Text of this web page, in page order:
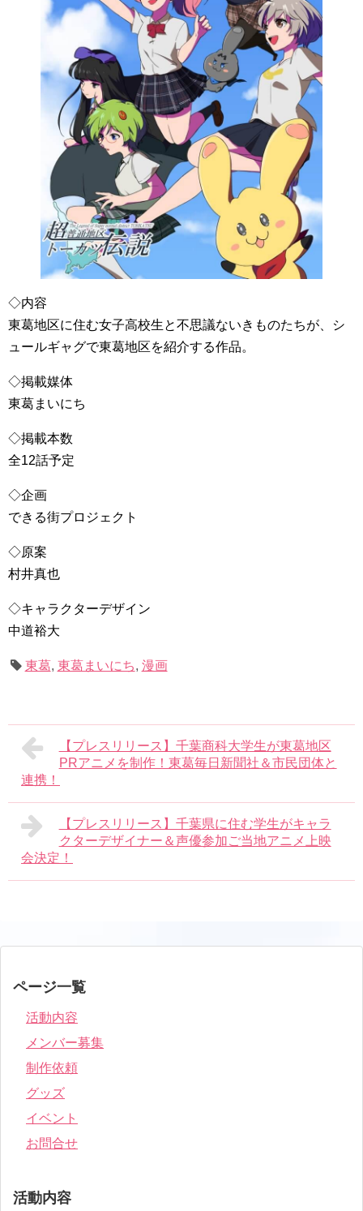
◇内容
東葛地区に住む女子高校生と不思議ないきものたちが、シ
ュールギャグで東葛地区を紹介する作品。
◇掲載媒体
東葛まいにち
◇掲載本数
全12話予定
◇企画
できる街プロジェクト
◇原案
村井真也
◇キャラクターデザイン
中道裕大
東葛, 東葛まいにち, 漫画
【プレスリリース】千葉商科大学生が東葛地区
PRアニメを制作！東葛毎日新聞社＆市民団体と
連携！
【プレスリリース】千葉県に住む学生がキャラ
クターデザイナー＆声優参加ご当地アニメ上映
会決定！
ページ一覧
活動内容
メンバー募集
制作依頼
グッズ
イベント
お問合せ
活動内容